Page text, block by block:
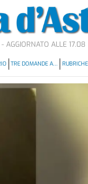
AGGIORNATO ALLE 17.08
TRE DOMANDE A…